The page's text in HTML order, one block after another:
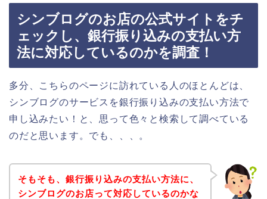
シンブログのお店の公式サイトをチ
ェックし、銀行振り込みの支払い方
法に対応しているのかを調査！
多分、こちらのページに訪れている人のほとんどは、
シンブログのサービスを銀行振り込みの支払い方法で
申し込みたい！と、思って色々と検索して調べている
のだと思います。でも、、、。
そもそも、銀行振り込みの支払い方法に、
シンブログのお店って対応しているのかな